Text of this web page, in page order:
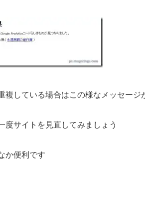
複している場合はこの様なメッセージ
度サイトを見直してみましょう
か便利です